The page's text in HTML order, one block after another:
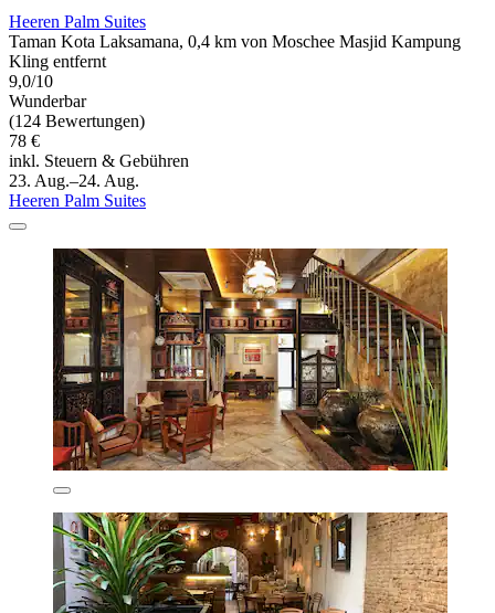
Heeren Palm Suites
Taman Kota Laksamana, 0,4 km von Moschee Masjid Kampung
Kling entfernt
9,0/10
Wunderbar
(124 Bewertungen)
78 €
inkl. Steuern & Gebühren
23. Aug.–24. Aug.
Heeren Palm Suites